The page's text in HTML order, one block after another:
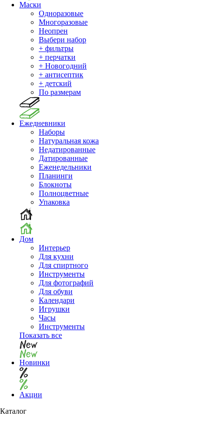
Маски
Одноразовые
Многоразовые
Неопрен
Выбери набор
+ фильтры
+ перчатки
+ Новогодний
+ антисептик
+ детский
По размерам
Ежедневники
Наборы
Натуральная кожа
Недатированные
Датированные
Еженедельники
Планинги
Блокноты
Полноцветные
Упаковка
Дом
Интерьер
Для кухни
Для спиртного
Инструменты
Для фотографий
Для обуви
Календари
Игрушки
Часы
Инструменты
Показать все
Новинки
Акции
Каталог